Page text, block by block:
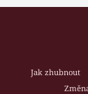
Jak zhubnout